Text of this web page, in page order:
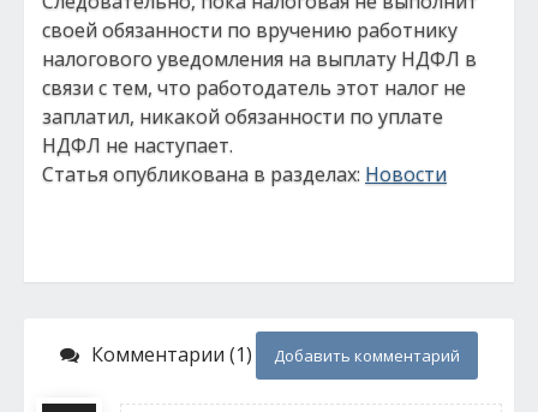
своей обязанности по вручению работнику
налогового уведомления на выплату НДФЛ в
связи с тем, что работодатель этот налог не
заплатил, никакой обязанности по уплате
НДФЛ не наступает.
Статья опубликована в разделах: Новости
Комментарии (1) Добавить комментарий